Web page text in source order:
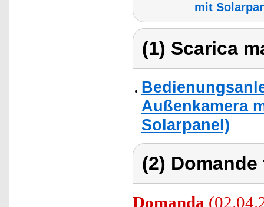
mit
(1) Scarica
Außenkamera
Solarpanel)
(2)
Domanda